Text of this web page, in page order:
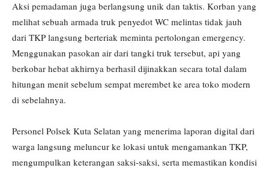
Aksi pemadaman juga berlangsung unik dan taktis. Korban yang
melihat sebuah armada truk penyedot WC melintas tidak jauh
dari TKP langsung berteriak meminta pertolongan emergency.
Menggunakan pasokan air dari tangki truk tersebut, api yang
berkobar hebat akhirnya berhasil dijinakkan secara total dalam
hitungan menit sebelum sempat merembet ke area toko modern
di sebelahnya.
Personel Polsek Kuta Selatan yang menerima laporan digital dari
warga langsung meluncur ke lokasi untuk mengamankan TKP,
mengumpulkan keterangan saksi-saksi, serta memastikan kondisi